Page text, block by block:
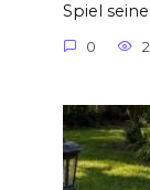
Spiel
0